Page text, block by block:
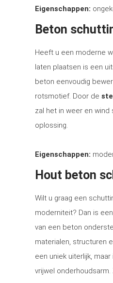
Eigenschappen:
Beton
Heeft u een moderne
laten plaatsen is een
beton eenvoudig
rotsmotief. Door de
zal het in weer en wind
oplossing.
Eigenschappen:
Hout beton
Wilt u graag een
moderniteit? Dan is
van een beton
materialen, structuren
een uniek uiterlijk,
vrijwel